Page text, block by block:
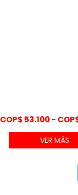
COP$ 53.100-
VER MÁS